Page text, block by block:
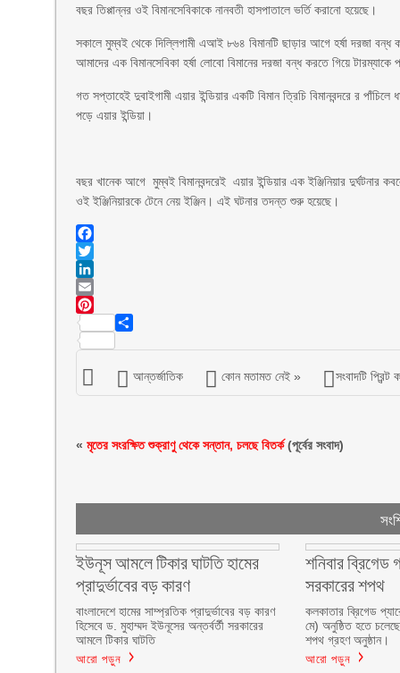
বছর তিপ্পান্নর ওই বিমানসেবিকাকে নানবতী হাসপাতালে ভর্তি করানো হয়েছে।
সকালে মুম্বই থেকে দিল্লিগামী এআই ৮৬৪ বিমানটি ছাড়ার আগে হর্ষা দরজা বন্ধ
আমাদের এক বিমানসেবিকা হর্ষা লোবো বিমানের দরজা বন্ধ করতে গিয়ে
গত সপ্তাহেই দুবাইগামী এয়ার ইন্ডিয়ার একটি বিমান ত্রিচি বিমানবন্দরে র
পড়ে এয়ার ইন্ডিয়া।
বছর খানেক আগে মুম্বই বিমানবন্দরেই এয়ার ইন্ডিয়ার এক ইঞ্জিনিয়ার দুর্ঘটনার
ওই ইঞ্জিনিয়ারকে টেনে নেয় ইঞ্জিন। এই ঘটনার তদন্ত শুরু হয়েছে।
Facebook
Twitter
LinkedIn
Email
Pinterest
আন্তর্জাতিক কোন মতামত নেই » সংবাদটি প্রিন্ট
« মৃতের সংরক্ষিত শুক্রাণু থেকে সন্তান, চলছে বিতর্ক(পূর্বের সংবাদ)
ইউনূস আমলে টিকার ঘাটতি হামের
প্রাদুর্ভাবের বড় কারণ
বাংলাদেশে হামের সাম্প্রতিক প্রাদুর্ভাবের বড় কারণ
হিসেবে ড. মুহাম্মদ ইউনূসের অন্তর্বর্তী সরকারের
আমলে টিকার ঘাটতি
আরো পড়ুন
শনিবার ব্রিগেড
সরকারের শপথ
কলকাতার ব্রিগেড
মে) অনুষ্ঠিত হতে
শপথ গ্রহণ অনুষ্ঠান।
আরো পড়ুন